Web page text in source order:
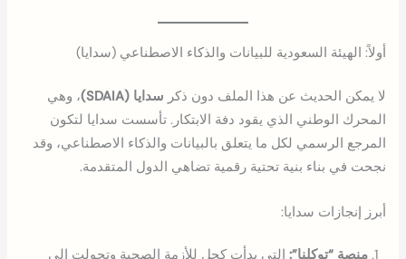
أولاً: الهيئة السعودية للبيانات والذكاء الاصطناعي (سدايا)
لا يمكن الحديث عن هذا الملف دون ذكر سدايا (SDAIA)
، وهي
المحرك الوطني الذي يقود دفة الابتكار. تأسست سدايا لتكون
المرجع الرسمي لكل ما يتعلق بالبيانات والذكاء الاصطناعي، وقد
نجحت في بناء بنية تحتية رقمية تضاهي الدول المتقدمة.
أبرز إنجازات سدايا:
منصة “توكلنا”: التي بدأت كحل للأزمة الصحية وتحولت إلى